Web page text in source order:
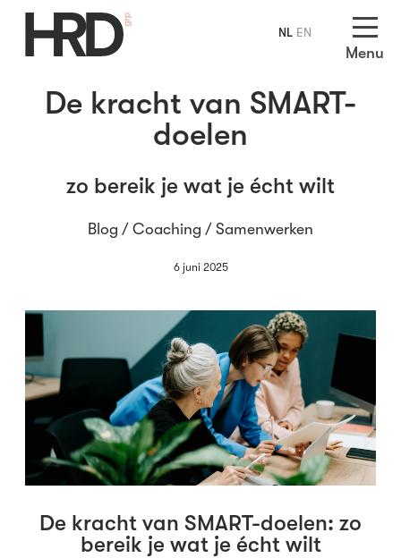
Menu
De kracht van SMART-
doelen
zo bereik je wat je écht wilt
Blog / Coaching / Samenwerken
6 juni 2025
De kracht van SMART-doelen: zo
bereik je wat je écht wilt
NL EN